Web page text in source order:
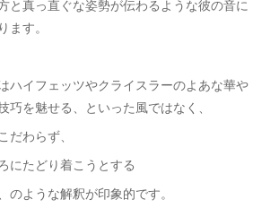
と真っ直ぐな姿勢が伝わるような彼の音に
ます。
ハイフェッツやクライスラーのよあな華や
巧を魅せる、といった風ではなく、
だわらず、
にたどり着こうとする
のような解釈が印象的です。